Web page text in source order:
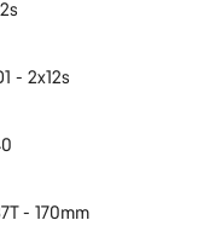
- 2x12s
- 170mm